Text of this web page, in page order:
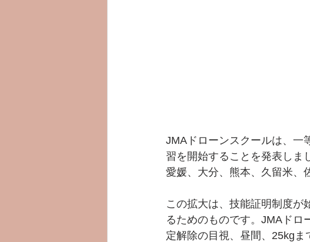
JMAドローンスクールは、一
習を開始することを発表しま
愛媛、大分、熊本、久留米、
この拡大は、技能証明制度が
るためのものです。JMAドロ
定解除の目視、昼間、25kgま